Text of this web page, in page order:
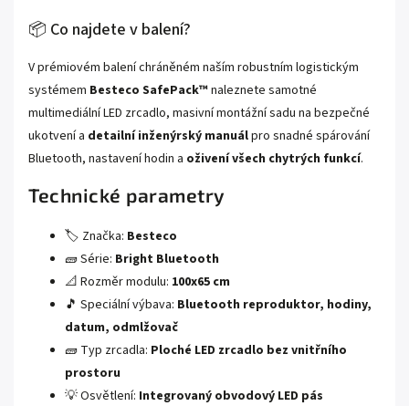
📦 Co najdete v balení?
V prémiovém balení chráněném naším robustním logistickým
systémem Besteco SafePack™naleznete samotné
multimediální LED zrcadlo, masivní montážní sadu na bezpečné
ukotvení a detailní inženýrský manuálpro snadné spárování
Bluetooth, nastavení hodin a oživení všech chytrých funkcí.
Technické parametry
🏷️ Značka: Besteco
🧱 Série: Bright Bluetooth
📐 Rozměr modulu: 100x65 cm
🎵 Speciální výbava: Bluetooth reproduktor, hodiny,
datum, odmlžovač
🧱 Typ zrcadla: Ploché LED zrcadlo bez vnitřního
prostoru
💡 Osvětlení: Integrovaný obvodový LED pás